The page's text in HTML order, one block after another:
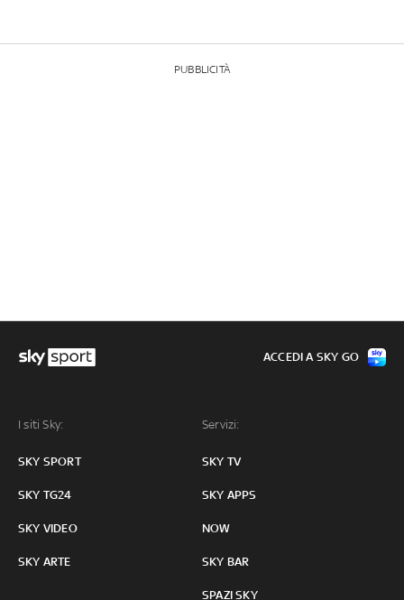
PUBBLICITÀ
I siti Sky:
SKY SPORT
SKY TG24
SKY VIDEO
SKY ARTE
Servizi:
SKY TV
SKY APPS
NOW
SKY BAR
SPAZI SKY
ACCEDI A SKY GO